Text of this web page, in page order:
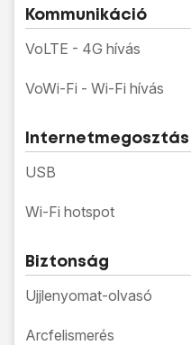
Kommunikáció
VoLTE - 4G hívás
VoWi-Fi - Wi-Fi hívás
Internetmegosztás
USB
Wi-Fi hotspot
Biztonság
Ujjlenyomat-olvasó
Arcfelismerés